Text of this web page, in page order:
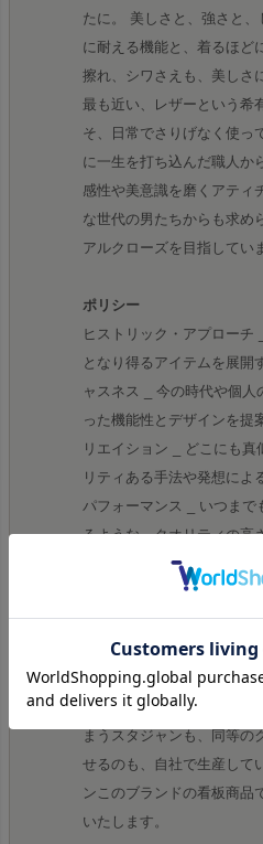
たに。 美しさと、強さと、
に耐える機能と、着るほど
擦れ、シワさえも、美しさ
最も近い、レザーという希
そ、日常でさりげなく使っ
に一生を打ち込んだ職人か
感性や美意識を磨くアティ
な世代の男たちからも求め
アルクローズを目指してい
ポリシー
ヒストリック・アプローチ
となり得るアイテムを展開
ャスネス _ 今の時代や個人
った機能性とデザインを提
リエイション _ どこにも真
リティある手法や発想によ
パフォーマンス _ いつまで
るような、クオリティの高
ク・エージング _ レザーの
グを生かした風合いを意識
レザーへのこだわり
数々の有名ブランドのレザ
けており、他では13万円を
まうスタジャンも、同等の
せるのも、自社で生産して
ンこのブランドの看板商品
いたします。